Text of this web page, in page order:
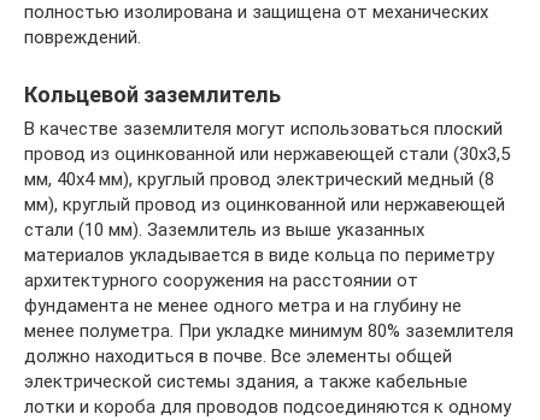
полностью изолирована и защищена от механических
повреждений.
Кольцевой заземлитель
В качестве заземлителя могут использоваться плоский
провод из оцинкованной или нержавеющей стали (30х3,5
мм, 40х4 мм), круглый провод электрический медный (8
мм), круглый провод из оцинкованной или нержавеющей
стали (10 мм). Заземлитель из выше указанных
материалов укладывается в виде кольца по периметру
архитектурного сооружения на расстоянии от
фундамента не менее одного метра и на глубину не
менее полуметра. При укладке минимум 80% заземлителя
должно находиться в почве. Все элементы общей
электрической системы здания, а также кабельные
лотки и короба для проводов подсоединяются к одному